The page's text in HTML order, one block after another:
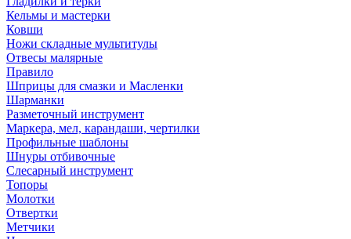
Кельмы и мастерки
Ковши
Ножи складные мультитулы
Отвесы малярные
Правило
Шприцы для смазки и Масленки
Шарманки
Разметочный инструмент
Маркера, мел, карандаши, чертилки
Профильные шаблоны
Шнуры отбивочные
Слесарный инструмент
Топоры
Молотки
Отвертки
Метчики